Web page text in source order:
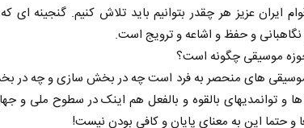
ایران عزیز هر چقدر بتوانیم باید تلاش کنیم. گنجینه ای
و حفظ و اشاعه و ترویج است.
موسیقی چگونه است؟
موسیقی های منحصر به فرد است چه در بخش سازی و چه در
و توانمدیهای بالقوه و بالفعل هم اینک در سطوح ملی و
حتما این به معنای پایان و کافی بودن نیست!